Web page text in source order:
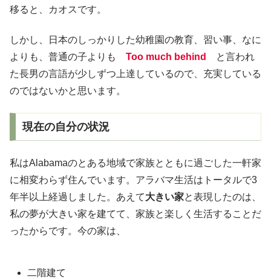
移ると、カオスです。
しかし、日本のしっかりした幼稚園の教育、習い事、なに
よりも、普通の子よりも Too much behind
と言われ
た長男の言語が少しずつ上達しているので、充実している
のではないかと思います。
現在の自分の状況
私はAlabamaのとある地域で家族とともに過ごした一軒家
に相変わらず住んでいます。アラバマ生活はトータルで3
年半以上経過しました。あえて大きい家と表現したのは、
私の夢が大きい家を建てて、家族と楽しく生活することだ
ったからです。今の家は、
二階建て